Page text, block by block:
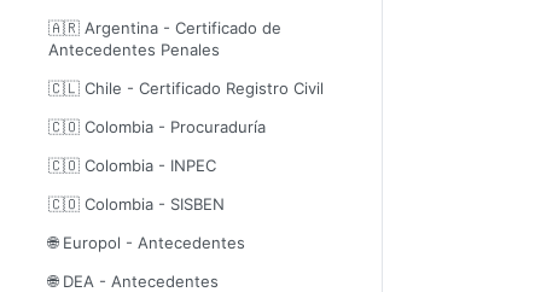
🇦🇷 Argentina - Certificado de
Antecedentes Penales
🇨🇱 Chile - Certificado Registro Civil
🇨🇴 Colombia - Procuraduría
🇨🇴 Colombia - INPEC
🇨🇴 Colombia - SISBEN
🌐 Europol - Antecedentes
🌐 DEA - Antecedentes